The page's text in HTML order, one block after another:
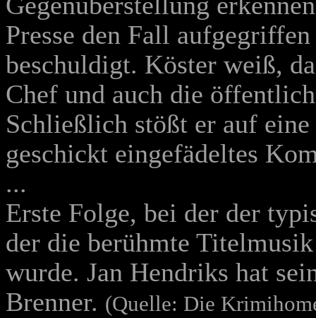
Presse den Fall
beschuldigt. Köster weiß,
Chef und auch die
Schließlich stößt er auf
geschickt eingefädeltes
...
Erste Folge, bei der der
der die berühmte
wurde. Jan Hendriks hat
Brenner. (Quelle: Die